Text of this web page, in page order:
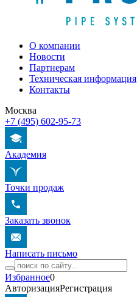
О компании
Новости
Партнерам
Техническая информация
Контакты
Москва
+7 (495) 602-95-73
Академия
Точки продаж
Заказать звонок
Написать письмо
Избранное0
АвторизацияРегистрация